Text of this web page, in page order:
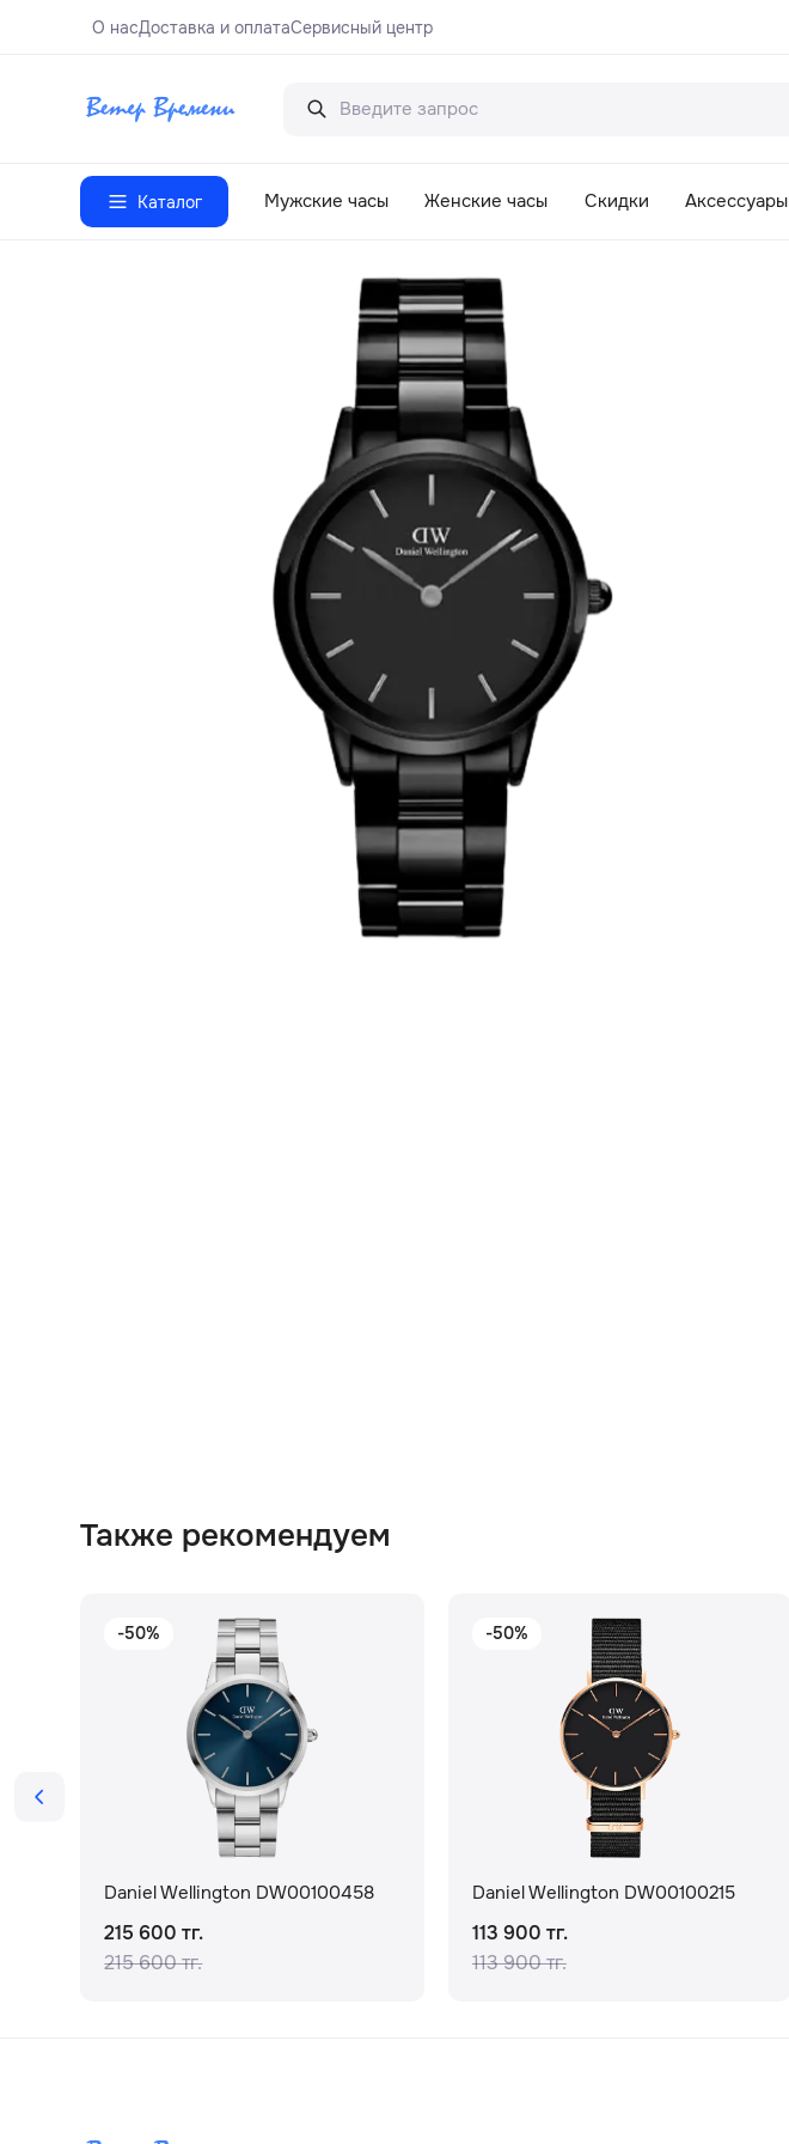
О насДоставка и оплатаСервисный центр
Каталог Мужские часы Женские часы Скидки Аксессуары
Также рекомендуем
-50%
Daniel Wellington DW00100458
215 600 тг.
215 600 тг.
-50%
Daniel Wellington DW00100215
113 900 тг.
113 900 тг.